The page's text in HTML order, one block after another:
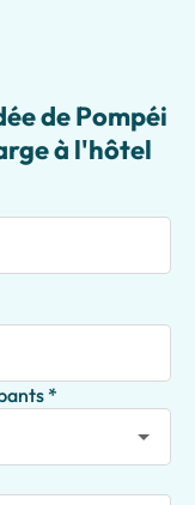
de Pompéi
à l'hôtel
*